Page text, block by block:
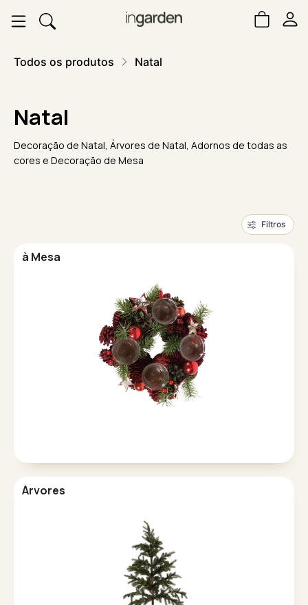
Todos os produtos Natal
Natal
Decoração de Natal, Árvores de Natal, Adornos de todas as
cores e Decoração de Mesa
Filtros
à Mesa
Árvores